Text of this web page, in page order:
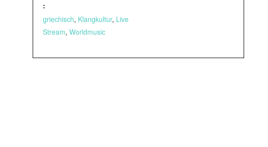
:
griechisch, Klangkultur, Live
Stream, Worldmusic